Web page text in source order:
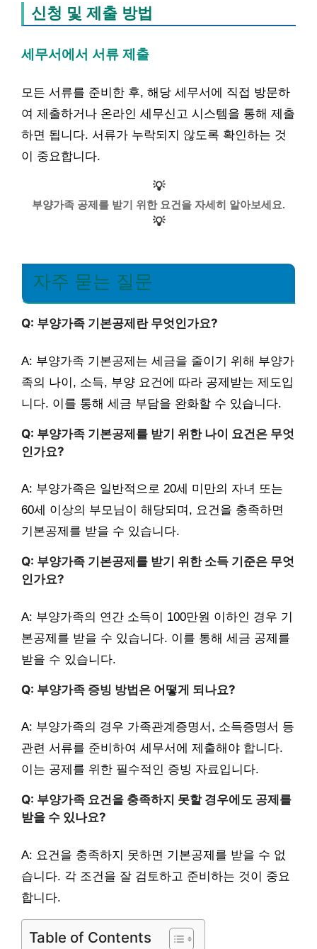
신청 및 제출 방법
세무서에서 서류 제출
모든 서류를 준비한 후, 해당 세무서에 직접 방문하
여 제출하거나 온라인 세무신고 시스템을 통해 제출
하면 됩니다. 서류가 누락되지 않도록 확인하는 것
이 중요합니다.
💡
부양가족 공제를 받기 위한 요건을 자세히 알아보세요.
💡
자주 묻는 질문
Q: 부양가족 기본공제란 무엇인가요?
A: 부양가족 기본공제는 세금을 줄이기 위해 부양가
족의 나이, 소득, 부양 요건에 따라 공제받는 제도입
니다. 이를 통해 세금 부담을 완화할 수 있습니다.
Q: 부양가족 기본공제를 받기 위한 나이 요건은 무엇
인가요?
A: 부양가족은 일반적으로 20세 미만의 자녀 또는
60세 이상의 부모님이 해당되며, 요건을 충족하면
기본공제를 받을 수 있습니다.
Q: 부양가족 기본공제를 받기 위한 소득 기준은 무엇
인가요?
A: 부양가족의 연간 소득이 100만원 이하인 경우 기
본공제를 받을 수 있습니다. 이를 통해 세금 공제를
받을 수 있습니다.
Q: 부양가족 증빙 방법은 어떻게 되나요?
A: 부양가족의 경우 가족관계증명서, 소득증명서 등
관련 서류를 준비하여 세무서에 제출해야 합니다.
이는 공제를 위한 필수적인 증빙 자료입니다.
Q: 부양가족 요건을 충족하지 못할 경우에도 공제를
받을 수 있나요?
A: 요건을 충족하지 못하면 기본공제를 받을 수 없
습니다. 각 조건을 잘 검토하고 준비하는 것이 중요
합니다.
Table of Contents